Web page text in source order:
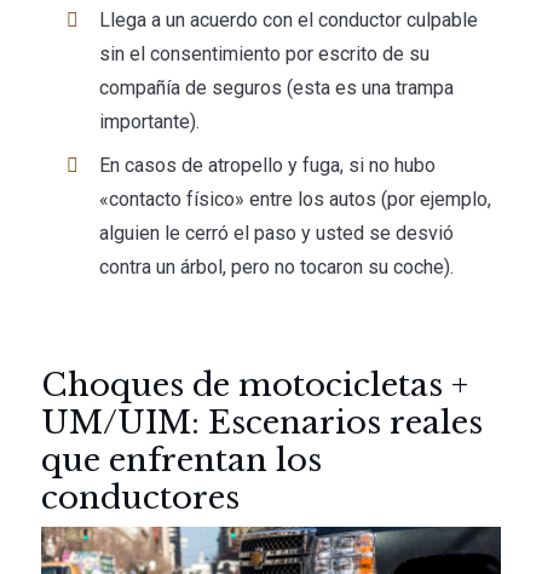
Llega a un acuerdo con el conductor culpable
sin el consentimiento por escrito de su
compañía de seguros (esta es una trampa
importante).
En casos de atropello y fuga, si no hubo
«contacto físico» entre los autos (por ejemplo,
alguien le cerró el paso y usted se desvió
contra un árbol, pero no tocaron su coche).
Choques de motocicletas +
UM/UIM: Escenarios reales
que enfrentan los
conductores